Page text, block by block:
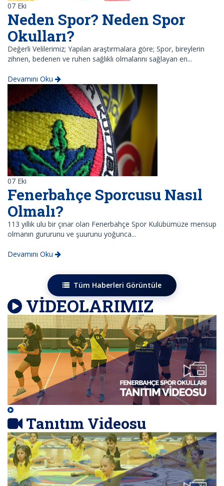
07 Eki
Neden Spor? Neden Spor
Okulları?
Değerli Velilerimiz; Yapılan araştırmalara göre; Spor, bireylerin
zihnen, bedenen ve ruhen sağlıklı olmalarını sağlayan en...
Devamını Oku
07 Eki
Fenerbahçe Sporcusu Nasıl
Olmalı?
113 yıllık ulu bir çınar olan Fenerbahçe Spor Kulübümüze mensup
olmanın gururunu ve şuurunu yoğunca...
Devamını Oku
Tüm Haberleri Görüntüle
VİDEOLARIMIZ
Tanıtım Videosu